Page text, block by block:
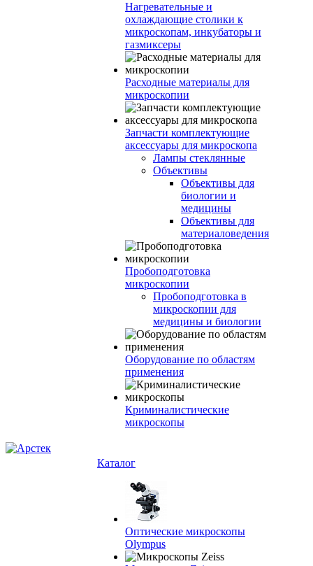
Нагревательные и
охлаждающие столики к
микроскопам, инкубаторы и
газмиксеры
Расходные материалы для
микроскопии
Запчасти комплектующие
аксессуары для микроскопа
Лампы стеклянные
Объективы
Объективы для
биологии и
медицины
Объективы для
материаловедения
Пробоподготовка
микроскопии
Пробоподготовка в
микроскопии для
медицины и биологии
Оборудование по областям
применения
Криминалистические
микроскопы
Каталог
Оптические микроскопы
Olympus